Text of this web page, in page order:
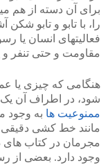
برای آن دسته از هم
را، با تابو و تابو
فعالیتهای انسان
مقاومت و حتی تنفر
هنگامی که چیزی یا
شود، در اطراف آن
ممنوعیت ها به وجود
مانند خط کشی دقیقی
مجرمان در کتاب های
وجود دارد. بعضی از